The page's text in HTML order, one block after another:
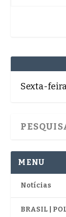
Sexta-
MENU
Notícias
BRASIL |